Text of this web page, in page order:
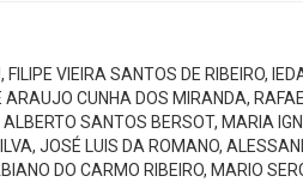
FILIPE VIEIRA SANTOS DE RIBEIRO,
CUNHA DOS MIRANDA,
SANTOS BERSOT, MARIA
JOSÉ LUIS DA ROMANO,
DO CARMO RIBEIRO, MARIO